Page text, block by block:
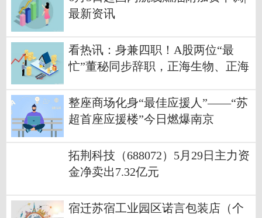
最新资讯
看热讯：身兼四职！A股两位“最
忙”董秘同步辞职，正海生物、正海
整座商场化身“最佳应援人”——“苏
超首座应援楼”今日燃爆南京
拓荆科技（688072）5月29日主力资
金净卖出7.32亿元
宿迁苏宿工业园区诺言包装店（个